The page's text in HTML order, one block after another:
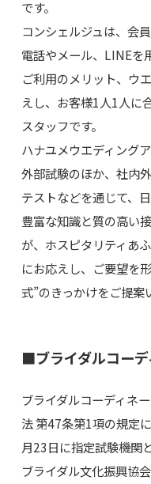
です。
コンシェルジュは、会
電話やメール、LINEを
ご利用のメリット、ウ
えし、お客様1人1人に
スタッフです。
ハナユメウエディング
外部試験のほか、社内
テストなどを通じて、
豊富な知識と質の高い
が、ホスピタリティあ
にお応えし、ご要望を
式”のきっかけをご提案
■ブライダルコー
ブライダルコーディネ
法 第47条第1項の規定
月23日に指定試験機関
ブライダル文化振興協